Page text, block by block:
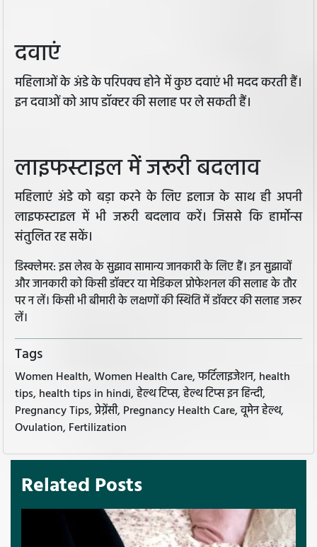
दवाएं
महिलाओं के अंडे के परिपक्व होने में कुछ दवाएं भी मदद करती हैं।
इन दवाओं को आप डॉक्टर की सलाह पर ले सकती हैं।
लाइफस्टाइल में जरूरी बदलाव
महिलाएं अंडे को बड़ा करने के लिए इलाज के साथ ही अपनी
लाइफस्टाइल में भी जरूरी बदलाव करें। जिससे कि हार्मोन्स
संतुलित रह सकें।
डिस्क्लेमर: इस लेख के सुझाव सामान्य जानकारी के लिए हैं। इन सुझावों
और जानकारी को किसी डॉक्टर या मेडिकल प्रोफेशनल की सलाह के तौर
पर न लें। किसी भी बीमारी के लक्षणों की स्थिति में डॉक्टर की सलाह जरूर
लें।
Tags
Women Health, Women Health Care, फर्टिलाइजेशन, health
tips, health tips in hindi, हेल्थ टिप्स, हेल्थ टिप्स इन हिन्दी,
Pregnancy Tips, प्रेग्नेंसी, Pregnancy Health Care, वूमेन हेल्थ,
Ovulation, Fertilization
Related Posts